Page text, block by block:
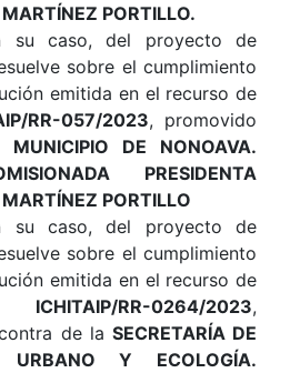
PORTILLO.
su caso, del proyecto de
sobre el cumplimiento
emitida en el recurso de
RR-057/2023, promovido
MUNICIPIO DE NONOAVA.
PRESIDENTA
PORTILLO
su caso, del proyecto de
sobre el cumplimiento
emitida en el recurso de
RR-0264/2023,
de la SECRETARÍA DE
URBANO Y ECOLOGÍA.